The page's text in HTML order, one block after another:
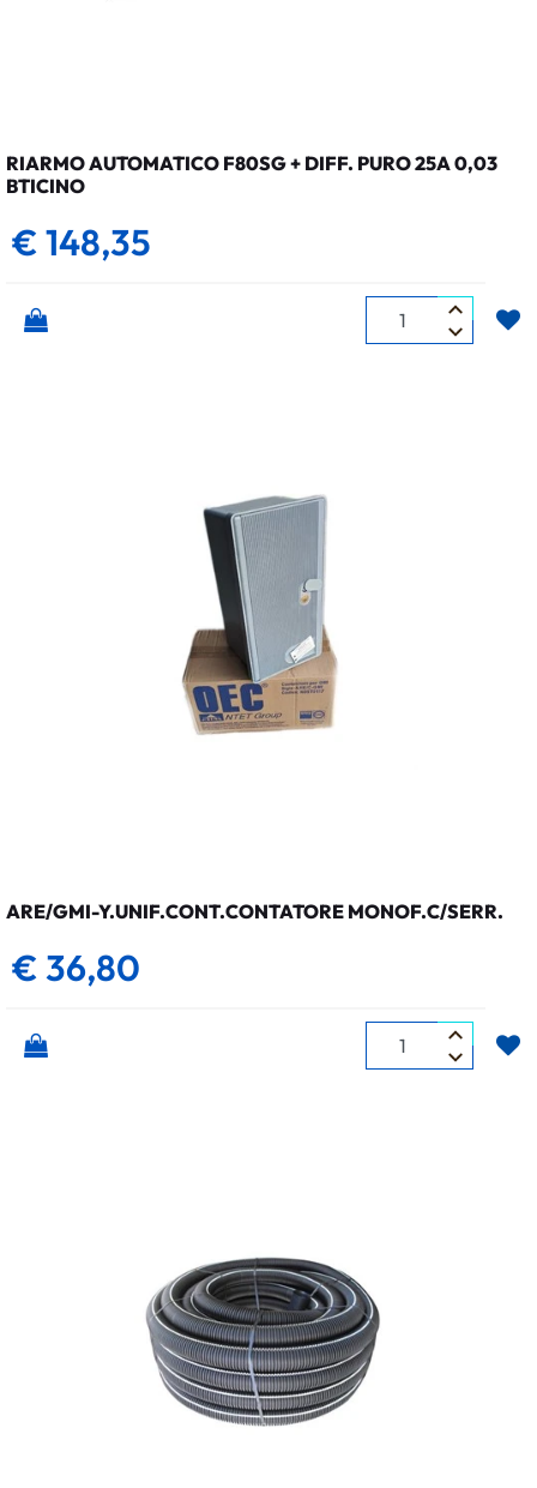
RIARMO AUTOMATICO F80SG + DIFF. PURO 25A 0,03
BTICINO
€ 148,35
Quantità
ARE/GMI-Y.UNIF.CONT.CONTATORE MONOF.C/SERR.
€ 36,80
Quantità